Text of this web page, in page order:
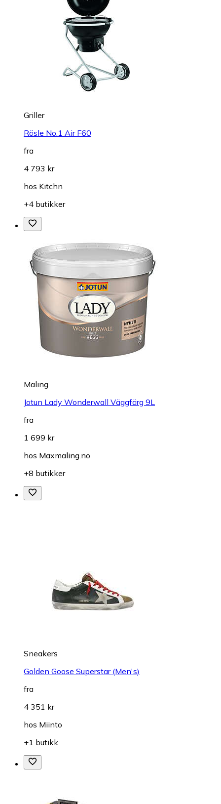
Griller
Rösle No.1 Air F60
fra
4 793 kr
hos Kitchn
+4 butikker
Maling
Jotun Lady Wonderwall Väggfärg 9L
fra
1 699 kr
hos Maxmaling.no
+8 butikker
Sneakers
Golden Goose Superstar (Men's)
fra
4 351 kr
hos Miinto
+1 butikk